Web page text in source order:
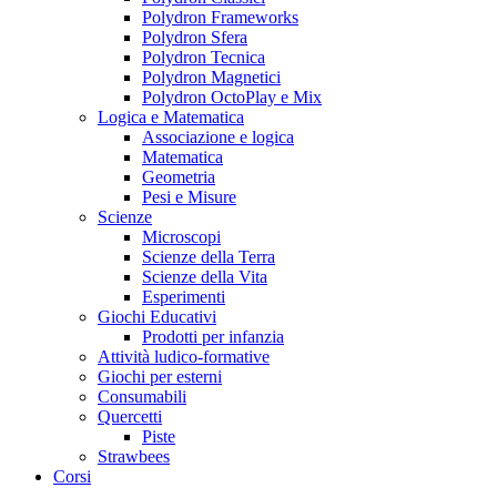
Polydron Frameworks
Polydron Sfera
Polydron Tecnica
Polydron Magnetici
Polydron OctoPlay e Mix
Logica e Matematica
Associazione e logica
Matematica
Geometria
Pesi e Misure
Scienze
Microscopi
Scienze della Terra
Scienze della Vita
Esperimenti
Giochi Educativi
Prodotti per infanzia
Attività ludico-formative
Giochi per esterni
Consumabili
Quercetti
Piste
Strawbees
Corsi